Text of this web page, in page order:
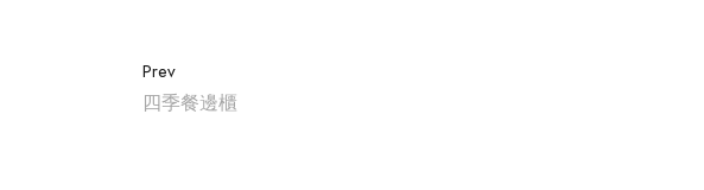
Prev
四季餐邊櫃